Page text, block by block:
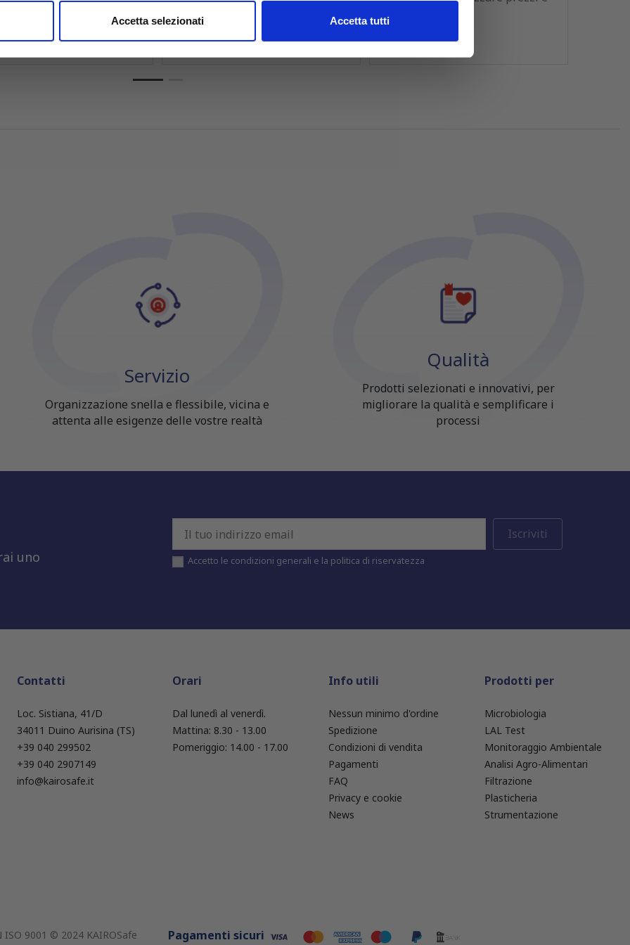
contenuti ed annunci, per fornire funzionalità dei social media e per analizzare il
Accetta selezionati Accetta tutti
Servizio
Organizzazione snella e flessibile, vicina e
attenta alle esigenze delle vostre realtà
Qualità
Prodotti selezionati e innovativi, per
migliorare la qualità e semplificare i
processi
uno Accetto le condizioni generali e la politica di riservatezza
Contatti
Loc. Sistiana, 41/D
34011 Duino Aurisina (TS)
+39 040 299502
+39 040 2907149
info@kairosafe.it
Orari
Dal lunedì al venerdì.
Mattina: 8.30 - 13.00
Pomeriggio: 14.00 - 17.00
Info utili
Nessun minimo d'ordine
Spedizione
Condizioni di vendita
Pagamenti
FAQ
Privacy e cookie
News
Prodotti per
Microbiologia
LAL Test
Monitoraggio Ambientale
Analisi Agro-Alimentari
Filtrazione
Plasticheria
Strumentazione
9001 © 2024 KAIROSafe Pagamenti sicuri